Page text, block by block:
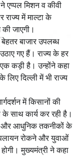
एप्पल मिशन व कीवी
में माल्टा के
जाएगी।
बाजार उपलब्ध
गए हैं। राज्य के हर
एक कड़ी है। उन्होंने कहा
लिए दिल्ली में भी राज्य
में किसानों की
के साथ कार्य कर रही है।
और आधुनिक तकनीकों के
रोकने और युवाओं
मुख्यमंत्री ने कहा